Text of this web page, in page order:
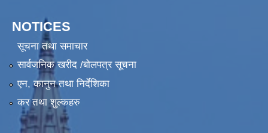
NOTICES
सूचना तथा समाचार
सार्वजनिक खरीद /बोलपत्र सूचना
एन, कानुन तथा निर्देशिका
कर तथा शुल्कहरु